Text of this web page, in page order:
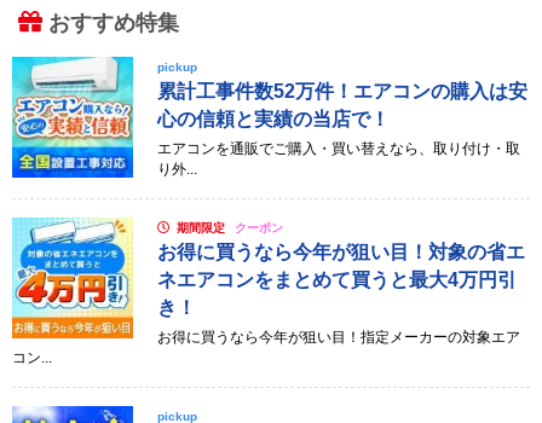
おすすめ特集
pickup
累計工事件数52万件！エアコンの購入は安
心の信頼と実績の当店で！
エアコンを通販でご購入・買い替えなら、取り付け・取
り外...
期間限定 クーポン
お得に買うなら今年が狙い目！対象の省エ
ネエアコンをまとめて買うと最大4万円引
き！
お得に買うなら今年が狙い目！指定メーカーの対象エア
コン...
pickup